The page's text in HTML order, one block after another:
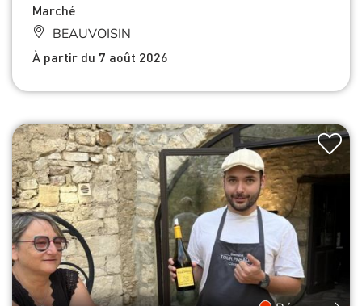
Marché
BEAUVOISIN
À partir du 7 août 2026